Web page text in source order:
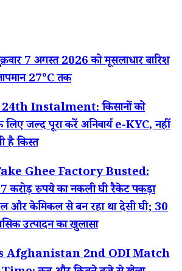
7 अगस्त 2026 को मूसलाधार बारिश
27°C तक
Instalment: किसानों को
लिए जल्द पूरा करें अनिवार्य e-KYC, नहीं
है किस्त
Ghee Factory Busted:
करोड़ रुपये का नकली घी रैकेट पकड़ा
और केमिकल से बन रहा था देसी घी; 30
उत्पादन का खुलासा
Afghanistan 2nd ODI Match